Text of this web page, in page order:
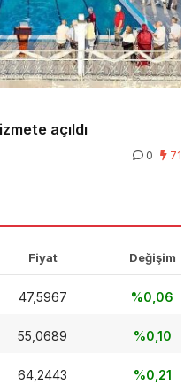
açıldı
0 71
Fiyat Değişim
47,5967 %0,06
55,0689 %0,10
64,2443 %0,21